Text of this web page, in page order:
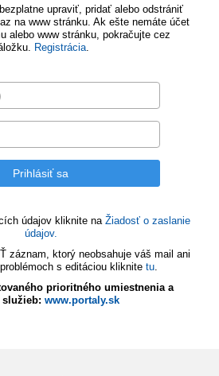
upraviť, pridať alebo odstrániť
na www stránku. Ak ešte nemáte účet
alebo www stránku, pokračujte cez
Registrácia.
údajov kliknite na Žiadosť o zaslanie
údajov.
záznam, ktorý neobsahuje váš mail ani
s editáciou kliknite tu.
prioritného umiestnenia a
www.portaly.sk